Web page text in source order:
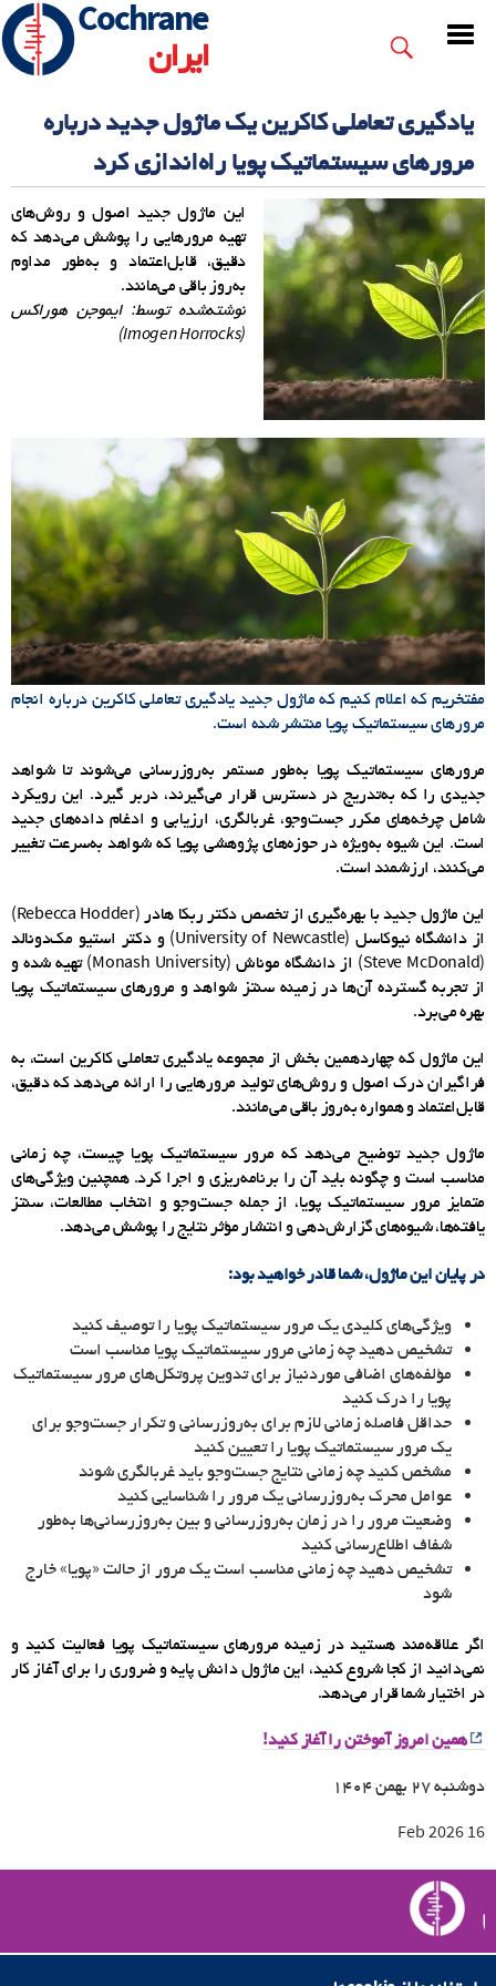
Cochrane
ایران
یادگیری تعاملی کاکرین یک ماژول جدید درباره
مرورهای سیستماتیک پویا راه‌اندازی کرد
این ماژول جدید اصول و روش‌های
تهیه مرورهایی را پوشش می‌دهد که
دقیق، قابل‌اعتماد و به‌طور مداوم
به‌روز باقی می‌مانند.
نوشته‌شده توسط: ایموجن هوراکس
(
Imogen Horrocks
)
مفتخریم که اعلام کنیم که ماژول جدید یادگیری تعاملی کاکرین درباره انجام
مرورهای سیستماتیک پویا منتشر شده است.
مرورهای سیستماتیک پویا به‌طور مستمر به‌روزرسانی می‌شوند تا شواهد
جدیدی را که به‌تدریج در دسترس قرار می‌گیرند، دربر گیرد. این رویکرد
شامل چرخه‌های مکرر جست‌وجو، غربالگری، ارزیابی و ادغام داده‌های جدید
است. این شیوه به‌ویژه در حوزه‌های پژوهشی پویا که شواهد به‌سرعت تغییر
می‌کنند، ارزشمند است.
این ماژول جدید با بهره‌گیری از تخصص دکتر ربکا هادر (Rebecca Hodder
)
از دانشگاه نیوکاسل (University of Newcastle) و دکتر استیو مک‌دونالد
(
Steve McDonald) از دانشگاه موناش (Monash University) تهیه شده و
از تجربه گسترده آن‌ها در زمینه سنتز شواهد و مرورهای سیستماتیک پویا
بهره می‌برد.
این ماژول که چهاردهمین بخش از مجموعه یادگیری تعاملی کاکرین است، به
فراگیران درک اصول و روش‌های تولید مرورهایی را ارائه می‌دهد که دقیق،
قابل‌اعتماد و همواره به‌روز باقی می‌مانند.
ماژول جدید توضیح می‌دهدکه مرور سیستماتیک پویا چیست، چه زمانی
مناسب است و چگونه باید آن را برنامه‌ریزی و اجرا کرد. همچنین ویژگی‌های
متمایز مرور سیستماتیک پویا، از جمله جست‌وجو و انتخاب مطالعات، سنتز
یافته‌ها، شیوه‌های گزارش‌دهی و انتشار مؤثر نتایج را پوشش می‌دهد.
در پایان این ماژول، شما قادر خواهید بود:
ویژگی‌های کلیدی یک مرور سیستماتیک پویا را توصیف کنید
تشخیص دهید چه زمانی مرور سیستماتیک پویا مناسب است
مؤلفه‌های اضافی موردنیاز برای تدوین پروتکل‌های مرور سیستماتیک
پویا را درک کنید
حداقل فاصله زمانی لازم برای به‌روزرسانی و تکرار جست‌وجو برای
یک مرور سیستماتیک پویا را تعیین کنید
مشخص کنید چه زمانی نتایج جست‌وجو باید غربالگری شوند
عوامل محرک‌ به‌روزرسانی یک مرور را شناسایی کنید
وضعیت مرور را در زمان به‌روزرسانی و بین به‌روزرسانی‌ها به‌طور
شفاف اطلاع‌رسانی کنید
تشخیص دهید چه زمانی مناسب است یک مرور از حالت «پویا» خارج
شود
اگر علاقه‌مند هستید در زمینه مرورهای سیستماتیک پویا فعالیت کنید و
نمی‌دانید از کجا شروع کنید، این ماژول دانش پایه و ضروری را برای آغاز کار
در اختیار شما قرار می‌دهد.
همین امروز آموختن را آغاز کنید!
دوشنبه۲۷ بهمن۱۴۰۴
16 Feb 2026